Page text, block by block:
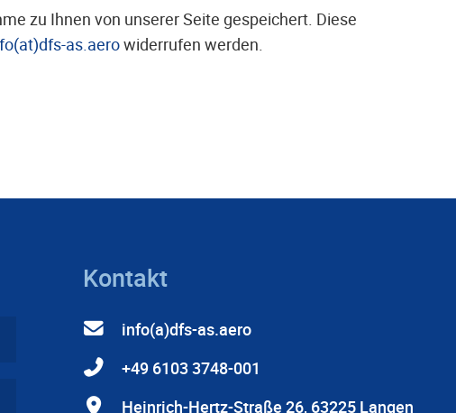
zu Ihnen von unserer Seite gespeichert. Diese
as.aerowiderrufen werden.
Kontakt
info(a)dfs-as.aero
+49 6103 3748-001
Heinrich-Hertz-Straße 26, 63225 Langen